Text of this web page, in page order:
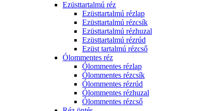
Ezüsttartalmú réz
Ezüsttartalmú rézlap
Ezüsttartalmú rézcsík
Ezüsttartalmú rézhuzal
Ezüsttartalmú rézrúd
Ezüst tartalmú rézcső
Ólommentes réz
Ólommentes rézlap
Ólommentes rézcsík
Ólommentes rézrúd
Ólommentes rézhuzal
Ólommentes rézcső